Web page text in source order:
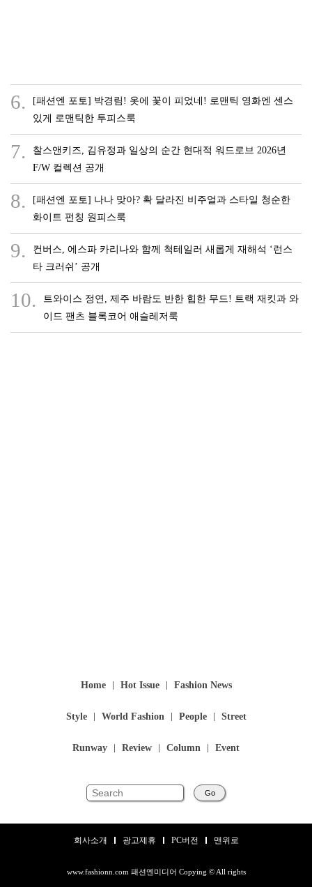
6.
[패션엔 포토] 박경림! 옷에 꽃이 피었네! 로맨틱 영화엔 센스
있게 로맨틱한 투피스룩
7.
찰스앤키즈, 김유정과 일상의 순간 현대적 워드로브 2026년
F/W 컬렉션 공개
8.
[패션엔 포토] 나나 맞아? 확 달라진 비주얼과 스타일 청순한
화이트 펀칭 원피스룩
9.
컨버스, 에스파 카리나와 함께 척테일러 새롭게 재해석 ‘런스
타 크러쉬’ 공개
10.
트와이스 정연, 제주 바람도 반한 힙한 무드! 트랙 재킷과 와
이드 팬츠 블록코어 애슬레저룩
Home Hot Issue Fashion News
Style World Fashion People Street
Runway Review Column Event
Go
회사소개 광고제휴 PC버전 맨위로
www.fashionn.com 패션엔미디어 Copying © All rights